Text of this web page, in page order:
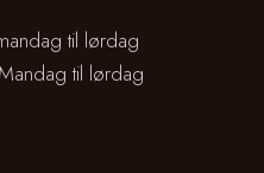
til lørdag
til lørdag